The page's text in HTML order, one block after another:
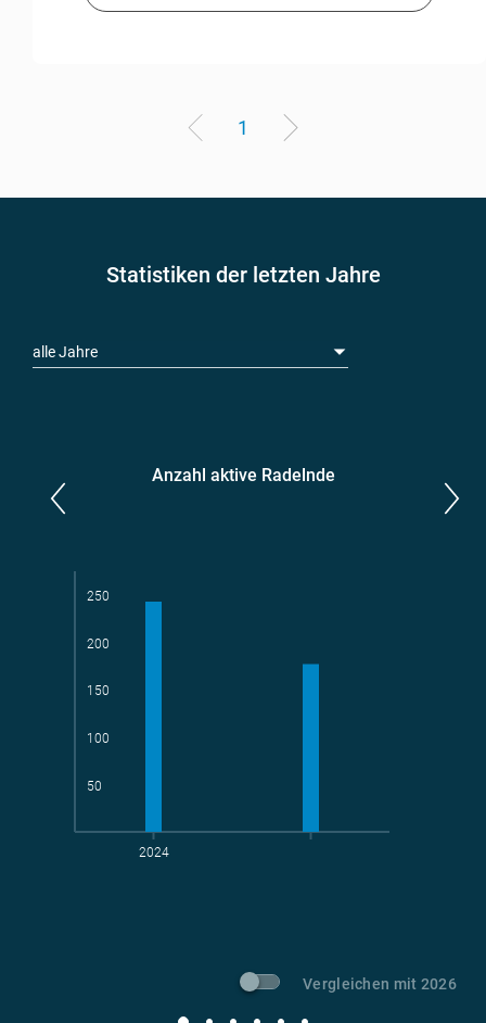
1
Statistiken der letzten Jahre
alle Jahre
Anzahl aktive Radelnde
2024
50
100
150
200
250
Vergleichen mit 2026